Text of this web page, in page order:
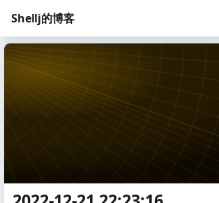
Shellj的博客